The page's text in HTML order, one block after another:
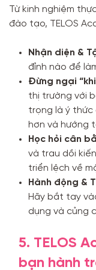
Từ kinh nghiệm
đào tạo, TELOS
Nhận diện &
đỉnh nào để
Đừng ngại
thị trường với
trọng là ý thức
hơn và hướng
Học hỏi cân
và trau dồi
triển lệch về
Hành động &
Hãy bắt tay
dụng và củng
5. TELOS
bạn hành